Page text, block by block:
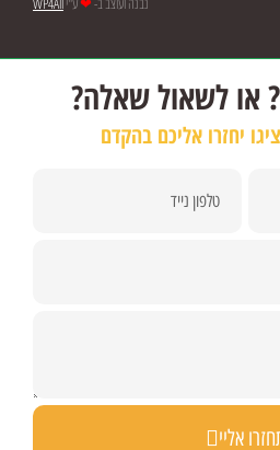
או לשאול שאלה?
יחזרו אליכם בהקדם
אליי